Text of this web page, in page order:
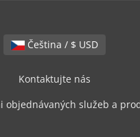
Čeština / $ USD
Kontaktujte nás
objednávaných služeb a